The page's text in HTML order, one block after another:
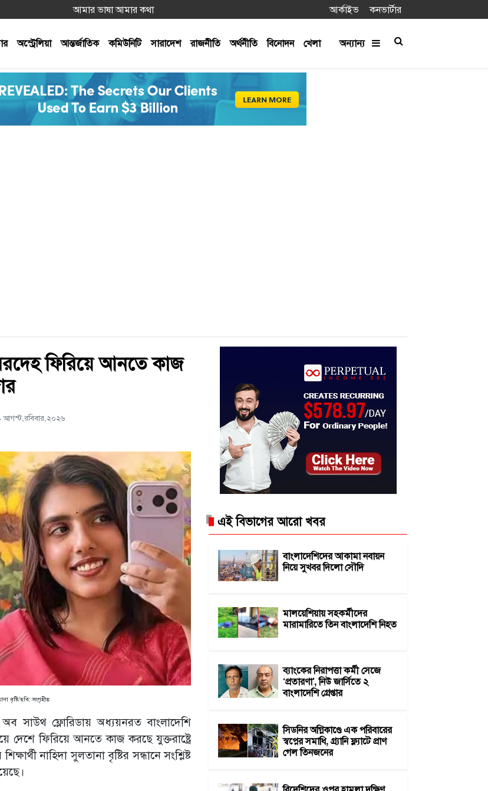
আমার ভাষা আমার কথা আর্কাইভ কনভার্টার
অস্ট্রেলিয়া আন্তর্জাতিক কমিউনিটি সারাদেশ রাজনীতি অর্থনীতি বিনোদন খেলা অন্যান্য
মরদেহ ফিরিয়ে আনতে কাজ
বৃষ্টি/ছবি: সংগৃহীত
অব সাউথ ফ্লোরিডায় অধ্যয়নরত বাংলাদেশি
দেশে ফিরিয়ে আনতে কাজ করছে যুক্তরাষ্ট্রে
নাহিদা সুলতানা বৃষ্টির সন্ধানে সংশ্লিষ্ট
এই বিভাগের আরো খবর
বাংলাদেশিদের আকামা নবায়ন
নিয়ে সুখবর দিলো সৌদি
মালয়েশিয়ায় সহকর্মীদের
মারামারিতে তিন বাংলাদেশি নিহত
ব্যাংকের নিরাপত্তা কর্মী সেজে
‘প্রতারণা’, নিউ জার্সিতে ২
বাংলাদেশি গ্রেপ্তার
সিডনির অগ্নিকাণ্ডে এক পরিবারের
স্বপ্নের সমাধি, গ্র্যানি ফ্ল্যাটে প্রাণ
গেল তিনজনের